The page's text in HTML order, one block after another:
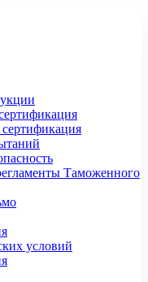
Таможенного
условий